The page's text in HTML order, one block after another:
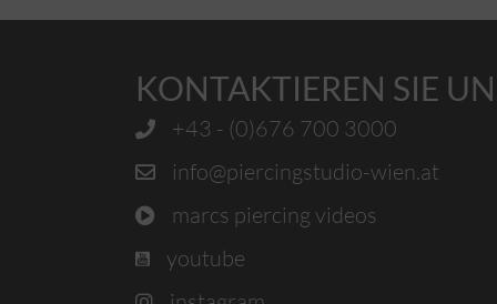
KONTAKTIEREN SIE
+43 - (0)676 700 3000
info@piercingstudio-wien.at
marcs piercing videos
youtube